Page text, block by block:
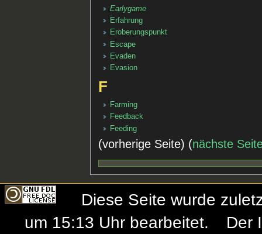
Earlygame
Erfahrung
Eroberungspunkt
Escape
Evaden
Evasion
F
Farming
Feedback
Feeding
(vorherige Seite) (nächste
Diese Seite wurde
um 15:13 Uhr bearbeitet.
Der